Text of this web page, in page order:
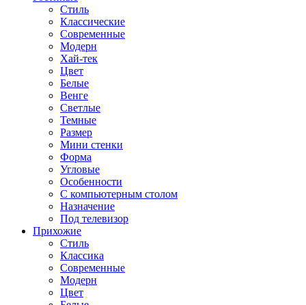
Стиль
Классические
Современные
Модерн
Хай-тек
Цвет
Белые
Венге
Светлые
Темные
Размер
Мини стенки
Форма
Угловые
Особенности
С компьютерным столом
Назначение
Под телевизор
Прихожие
Стиль
Классика
Современные
Модерн
Цвет